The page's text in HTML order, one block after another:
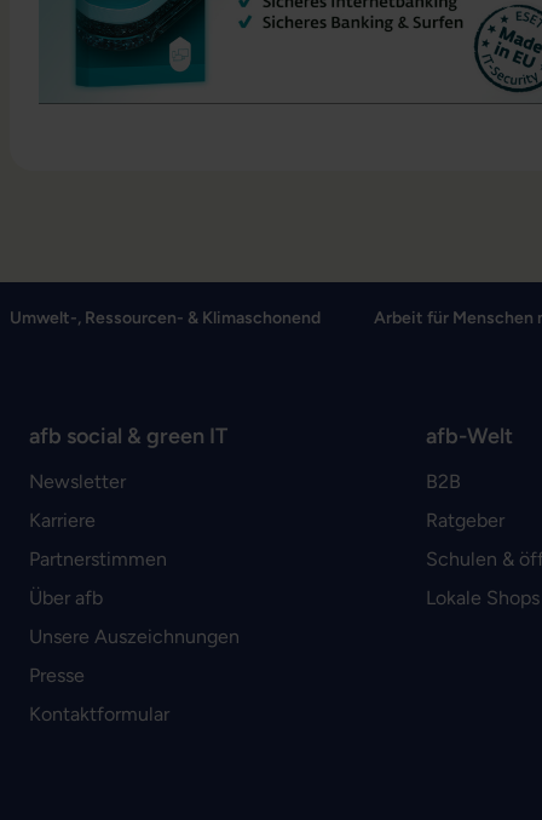
Umwelt-, Ressourcen- & Klimaschonend Arbeit für Menschen
afb social & green IT
Newsletter
Karriere
Partnerstimmen
Über afb
Unsere Auszeichnungen
Presse
Kontaktformular
afb-Welt
B2B
Ratgeber
Schulen &
Lokale Shops